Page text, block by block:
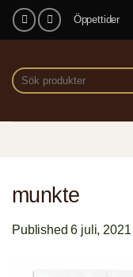
Skip
Öppettider
Sök
efter:
munkte
Published6 juli, 2021